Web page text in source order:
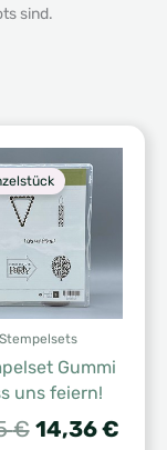
sind.
Stempelsets
Gummi
uns feiern!
€ 14,36€